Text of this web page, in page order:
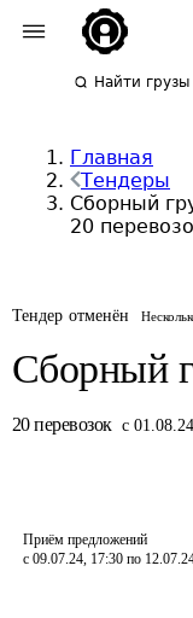
Найти грузы
Главная
Тендеры
Сборный
20
Тендер отменён
Сборный
20 перевозок с
Приём предложений
с 09.07.24, 17:30 по